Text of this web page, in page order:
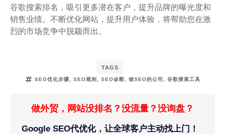
谷歌搜索排名，吸引更多潜在客户，提升品牌的曝光度和
销售业绩。不断优化网站，提升用户体验，将帮助您在激
烈的市场竞争中脱颖而出。
TAGS
SEO优化步骤 SEO规则 SEO诊断 做SEO的公司 谷歌搜索工具
做外贸，网站没排名？没流量？没询盘？
Google SEO代优化，让全球客户主动找上门！